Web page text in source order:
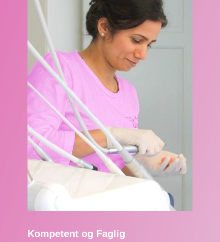
Kompetent og Faglig